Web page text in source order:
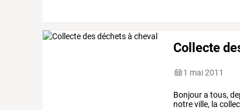
Collecte
1 mai 2011
Bonjoura tous,
notreville, la